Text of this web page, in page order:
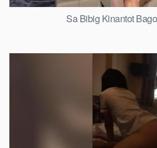
Sa Bibig Kinantot